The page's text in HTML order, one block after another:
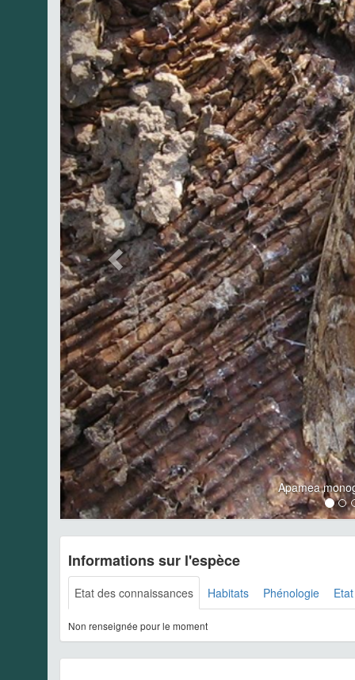
Apamea
Informations sur l'espèce
Etat des connaissances Habitats Phénologie
Non renseignée pour le moment